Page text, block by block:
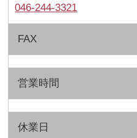
046-244-3321
FAX
営業時間
休業日